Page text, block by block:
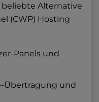
beliebte Alternative
(CWP) Hosting
Panels und
Übertragung und